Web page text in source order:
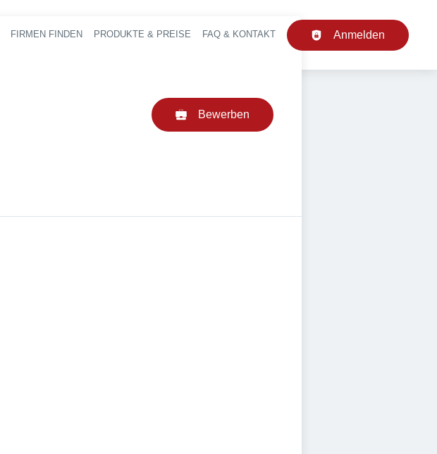
Haupt-Navigation
FIRMEN FINDEN PRODUKTE & PREISE FAQ & KONTAKT Anmelden
Bewerben